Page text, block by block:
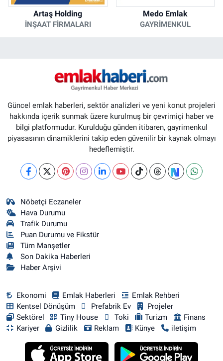
Artaş Holding
İNŞAAT FIRMALARI
Medo Emlak
GAYRIMENKUL
Güncel emlak haberleri, sektör analizleri ve yeni konut projeleri
hakkında içerik sunmak üzere kurulmuş bir çevrimiçi haber ve
bilgi platformudur. Kurulduğu günden itibaren, gayrimenkul
piyasasının dinamiklerini takip eden güvenilir bir kaynak olmayı
hedeflemiştir.
Nöbetçi Eczaneler
Hava Durumu
Trafik Durumu
Puan Durumu ve Fikstür
Tüm Manşetler
Son Dakika Haberleri
Haber Arşivi
Ekonomi Emlak Haberleri
Emlak Rehberi
Kentsel Dönüşüm
Prefabrik Ev
Projeler
Sektörel
Tiny House Toki Turizm
Finans
Kariyer
Gizlilik Reklam Künye iletişim